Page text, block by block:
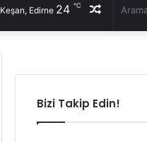
Rastgele
Keşan, Edirne 24 ℃
Bizi Takip Edin!